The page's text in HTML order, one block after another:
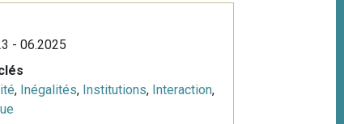
- 06.2025
, Inégalités, Institutions, Interaction,